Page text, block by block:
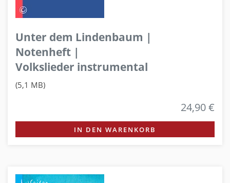
Unter dem Lindenbaum |
Notenheft |
Volkslieder instrumental
(5,1 MB)
24,90 €
IN DEN WARENKORB